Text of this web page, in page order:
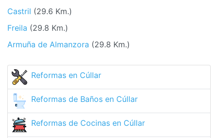
Castril (29.6 Km.)
Freila (29.8 Km.)
Armuña de Almanzora (29.8 Km.)
Reformas en Cúllar
Reformas de Baños en Cúllar
Reformas de Cocinas en Cúllar